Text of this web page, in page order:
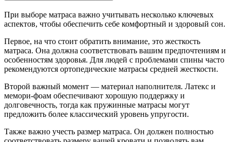
При выборе матраса важно учитывать несколько ключевых
аспектов, чтобы обеспечить себе комфортный и здоровый сон.
Первое, на что стоит обратить внимание, это жесткость
матраса. Она должна соответствовать вашим предпочтениям и
особенностям здоровья. Для людей с проблемами спины часто
рекомендуются ортопедические матрасы средней жесткости.
Второй важный момент — материал наполнителя. Латекс и
мемори-фоам обеспечивают хорошую поддержку и
долговечность, тогда как пружинные матрасы могут
предложить более классический уровень упругости.
Также важно учесть размер матраса. Он должен полностью